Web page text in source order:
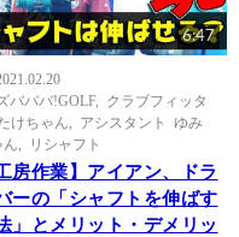
6:47
バババ!GOLF, クラブフィッタ
けちゃん
アシスタント ゆみ
リシャフト
房作業】アイアン、ドラ
ーの「シャフトを伸ばす
」とメリット・デメリッ